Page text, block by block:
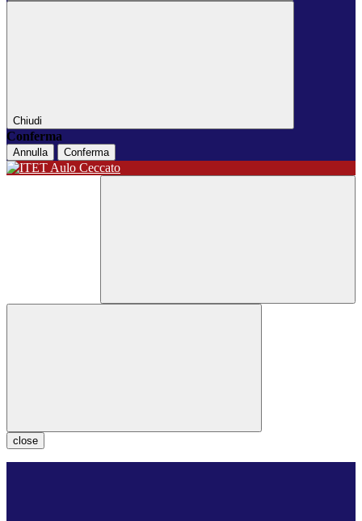
Chiudi
Conferma
Annulla Conferma
close